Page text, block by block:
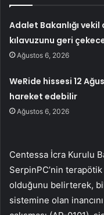
Adalet Bakanlığı
kılavuzunu geri
Ağustos 6, 2026
WeRide hissesi 12
hareket edebilir
Ağustos 6, 2026
Centessa İcra Kurulu
SerpinPC’nin
olduğunu belirterek,
sistemine olan